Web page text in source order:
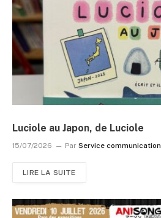
Luciole au Japon, de Luciole
15/07/2026 Par Service communication
LIRE LA SUITE